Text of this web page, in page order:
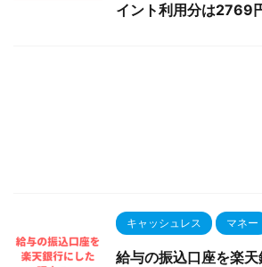
イント利用分は2769
キャッシュレス マネー
給与の振込口座を楽